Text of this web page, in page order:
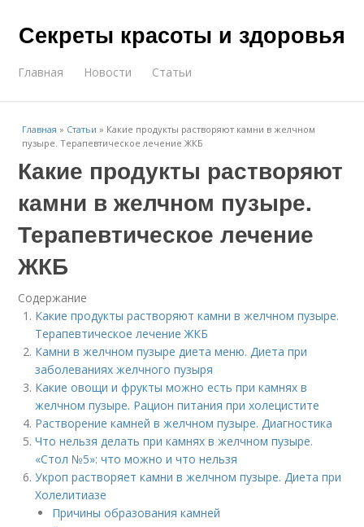
Секреты красоты и здоровья
Главная Новости Статьи
Главная » Статьи » Какие продукты растворяют камни в желчном
пузыре. Терапевтическое лечение ЖКБ
Какие продукты растворяют
камни в желчном пузыре.
Терапевтическое лечение
ЖКБ
Содержание
Какие продукты растворяют камни в желчном пузыре.
Терапевтическое лечение ЖКБ
Камни в желчном пузыре диета меню. Диета при
заболеваниях желчного пузыря
Какие овощи и фрукты можно есть при камнях в
желчном пузыре. Рацион питания при холецистите
Растворение камней в желчном пузыре. Диагностика
Что нельзя делать при камнях в желчном пузыре.
«Стол №5»: что можно и что нельзя
Укроп растворяет камни в желчном пузыре. Диета при
Холелитиазе
Причины образования камней